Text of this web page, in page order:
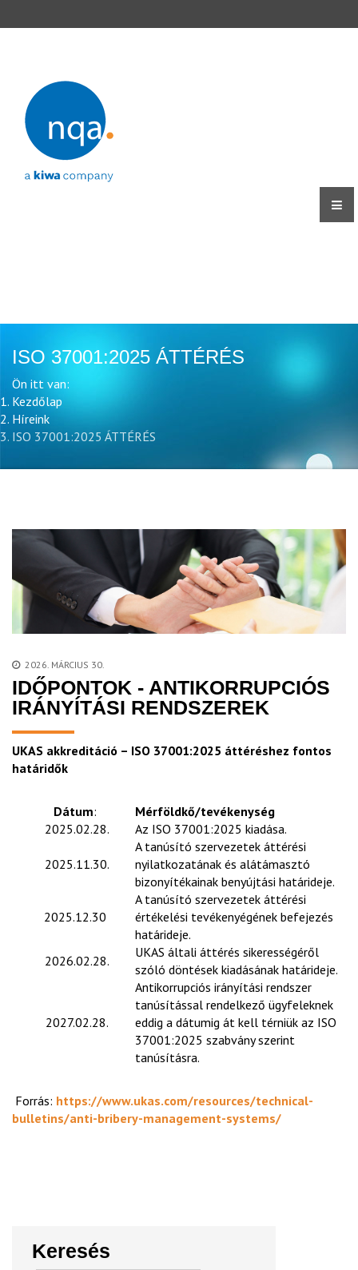
ISO 37001:2025 ÁTTÉRÉS
Ön itt van:
Kezdőlap
Híreink
ISO 37001:2025 ÁTTÉRÉS
2026. MÁRCIUS 30.
IDŐPONTOK - ANTIKORRUPCIÓS
IRÁNYÍTÁSI RENDSZEREK
UKAS akkreditáció – ISO 37001:2025 áttéréshez fontos
határidők
Dátum:
Mérföldkő/tevékenység
2025.02.28.
Az ISO 37001:2025 kiadása.
2025.11.30.
A tanúsító szervezetek áttérési
nyilatkozatának és alátámasztó
bizonyítékainak benyújtási határideje.
2025.12.30
A tanúsító szervezetek áttérési
értékelési tevékenyégének befejezés
határideje.
2026.02.28.
UKAS általi áttérés sikerességéről
szóló döntések kiadásának határideje.
2027.02.28.
Antikorrupciós irányítási rendszer
tanúsítással rendelkező ügyfeleknek
eddig a dátumig át kell térniük az ISO
37001:2025 szabvány szerint
tanúsításra.
Forrás: https://www.ukas.com/resources/technical-
bulletins/anti-bribery-management-systems/
Keresés